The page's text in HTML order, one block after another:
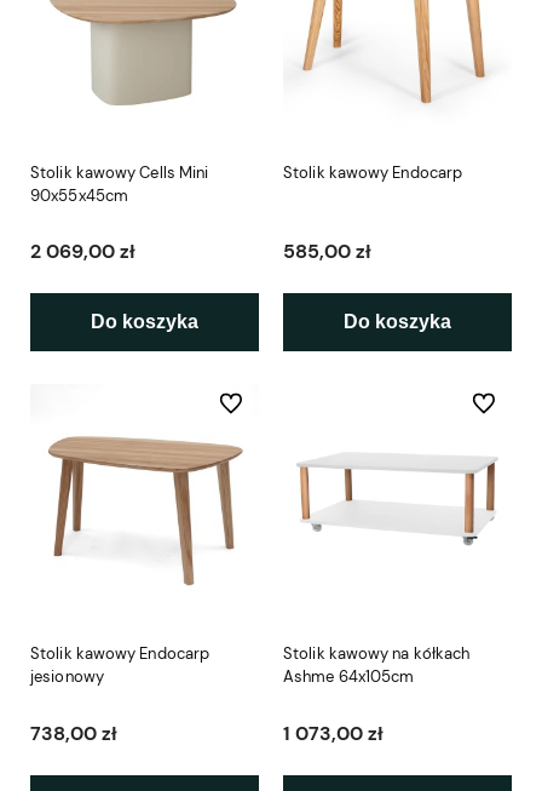
Stolik kawowy Cells Mini
90x55x45cm
2 069,00 zł
Do koszyka
Stolik kawowy Endocarp
585,00 zł
Do koszyka
Stolik kawowy Endocarp
jesionowy
738,00 zł
Do ulubionych
Stolik kawowy na kółkach
Ashme 64x105cm
1 073,00 zł
Do